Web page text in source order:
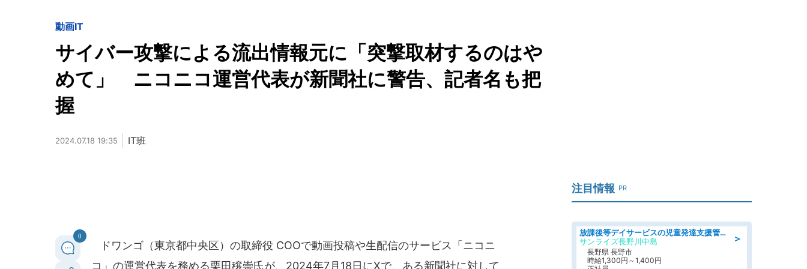
動画IT
サイバー攻撃による流出情報元に「突撃取材するのはや
めて」 ニコニコ運営代表が新聞社に警告、記者名も把
握
2024.07.18 19:35 IT班
0
ドワンゴ（東京都中央区）の取締役 COOで動画投稿や生配信のサービス「ニコニ
コ」の運営代表を務める栗田穣崇氏が、2024年7月18日にXで、ある新聞社に対して
注目情報 PR
＞
放課後等デイサービスの児童発達支援管理責任者
サンライズ長野川中島
長野県 長野市
時給1,300円～1,400円